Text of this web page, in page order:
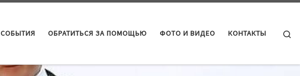
СОБЫТИЯ ОБРАТИТЬСЯ ЗА ПОМОЩЬЮ ФОТО И ВИДЕО КОНТАКТЫ